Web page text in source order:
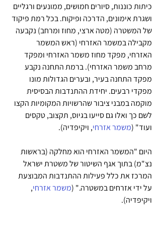
כיתות כוננות, סיורים חמושים, ממונעים ורגליים
ושגרת אימונים, הדרכה ופיקוח. בכל רמת פיקוד
של המשטרה (מטה ארצי, מחוז ומרחב) נקבעה
מקבילה במשמר האזרחי (ראש המשמר
האזרחי, מפקד מחוז משמר האזרחי ומפקד
מרחב משמר האזרחי). ברמת התחנה נקבע
מפקד התחנה בעיר, ובערים הגדולות מונו
מפקדי רבעים. יחידת ההתנדבות הבסיסית
מוקמה במבני ציבור שהרשויות המקומיות הקצו
לשם כך ואלו גם סייעו בגיוס, תקצוב, טקסים
ועוד" (משמר אזרחי, ויקיפדיה).
היום "המשמר האזרחי הוא מחלקה (בראשות
נצ"מ) בתוך אגף השיטור של משטרת ישראל
המרכז את כלל פעילות ההתנדבות המבוצעת
על ידי אזרחים במשטרה." (משמר אזרחי,
ויקיפדיה).